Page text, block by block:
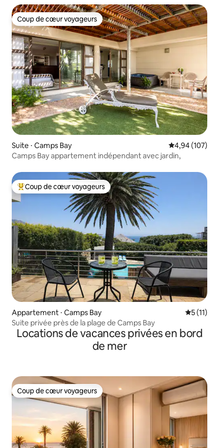
Coup de cœur voyageurs
Coup de cœur voyageurs
Suite ⋅ Camps Bay Évaluation
4,94 (107)
Camps Bay appartement indépendant avec jardin,
Coups de cœur voyageurs les plus appréciés
Coup de cœur voyageurs
Appartement ⋅ Camps Bay
5 (11)
Suite privée près de la plage de Camps Bay
Locations de vacances privées en bord
de mer
Coup de cœur voyageurs
Coup de cœur voyageurs